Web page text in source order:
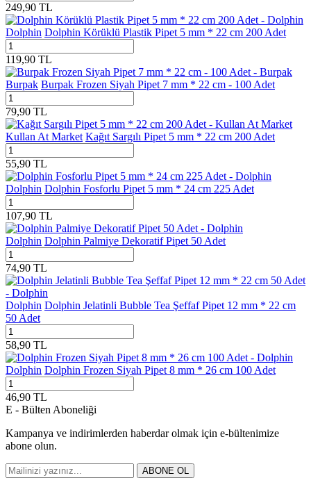
249,90 TL
Dolphin Dolphin Körüklü Plastik Pipet 5 mm * 22 cm 200 Adet
119,90 TL
Burpak Burpak Frozen Siyah Pipet 7 mm * 22 cm - 100 Adet
79,90 TL
Kullan At Market Kağıt Sargılı Pipet 5 mm * 22 cm 200 Adet
55,90 TL
Dolphin Dolphin Fosforlu Pipet 5 mm * 24 cm 225 Adet
107,90 TL
Dolphin Dolphin Palmiye Dekoratif Pipet 50 Adet
74,90 TL
Dolphin Dolphin Jelatinli Bubble Tea Şeffaf Pipet 12 mm * 22 cm
50 Adet
58,90 TL
Dolphin Dolphin Frozen Siyah Pipet 8 mm * 26 cm 100 Adet
46,90 TL
E - Bülten Aboneliği
Kampanya ve indirimlerden haberdar olmak için e-bültenimize
abone olun.
ABONE OL